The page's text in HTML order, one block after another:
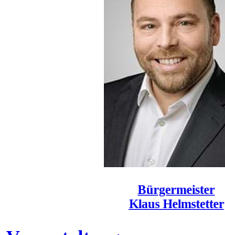
Bürgermeister
Klaus Helmstetter